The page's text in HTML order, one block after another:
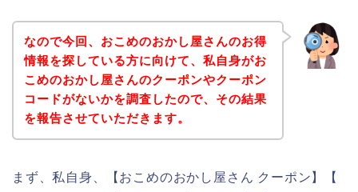
なので今回、おこめのおかし屋さんのお得
情報を探している方に向けて、私自身がお
こめのおかし屋さんのクーポンやクーポン
コードがないかを調査したので、その結果
を報告させていただきます。
まず、私自身、【おこめのおかし屋さん クーポン】【